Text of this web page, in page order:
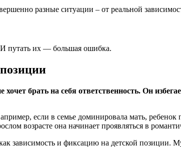
разные ситуации – от реальной
путать их — большая ошибка.
брать на себя ответственность. Он
если в семье доминировала мать,
возрасте она начинает проявляться в
зависимость и фиксацию на детской